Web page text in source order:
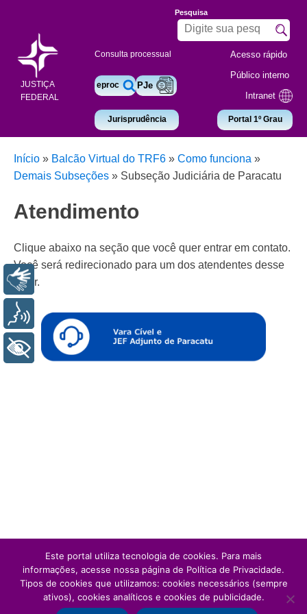
JUSTIÇA
FEDERAL
Consulta processual
eproc PJe
Jurisprudência
Pesquisa
Acesso rápido
Público interno
Intranet
Portal 1º Grau
Início » Balcão Virtual do TRF6 » Como funciona »
Demais Subseções » Subseção Judiciária de Paracatu
Atendimento
Clique abaixo na seção que você quer entrar em contato.
Você será redirecionado para um dos atendentes desse
setor.
Este portal utiliza tecnologia de cookies. Para mais
informações, acesse nossa página de Política de Privacidade.
Tipos de cookies que utilizamos: cookies necessários (sempre
ativos), cookies analíticos e cookies de publicidade.
Voz
+ Acessibilidade